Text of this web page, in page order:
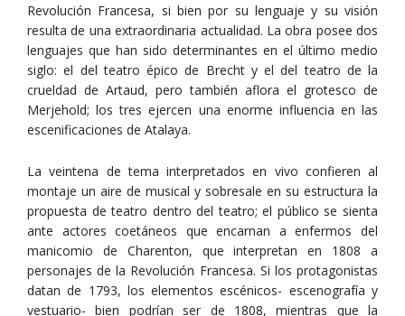
Revolución Francesa, si bien por su lenguaje y su visión
resulta de una extraordinaria actualidad. La obra posee dos
lenguajes que han sido determinantes en el último medio
siglo: el del teatro épico de Brecht y el del teatro de la
crueldad de Artaud, pero también aflora el grotesco de
Merjehold; los tres ejercen una enorme influencia en las
escenificaciones de Atalaya.
La veintena de tema interpretados en vivo confieren al
montaje un aire de musical y sobresale en su estructura la
propuesta de teatro dentro del teatro; el público se sienta
ante actores coetáneos que encarnan a enfermos del
manicomio de Charenton, que interpretan en 1808 a
personajes de la Revolución Francesa. Si los protagonistas
datan de 1793, los elementos escénicos- escenografía y
vestuario- bien podrían ser de 1808, mientras que la